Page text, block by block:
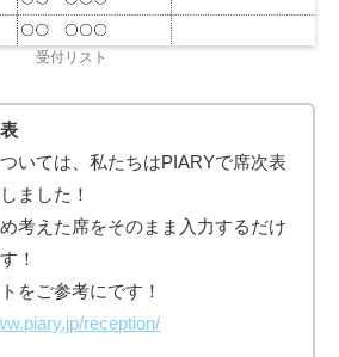
受付リスト
いては、私たちはPIARYで席次表
ました！
考えた席をそのまま入力するだけ
！
をご参考にです！
reception/